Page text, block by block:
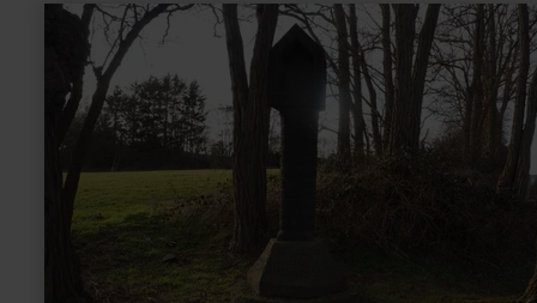
mehr
erfahren
Golokreuz